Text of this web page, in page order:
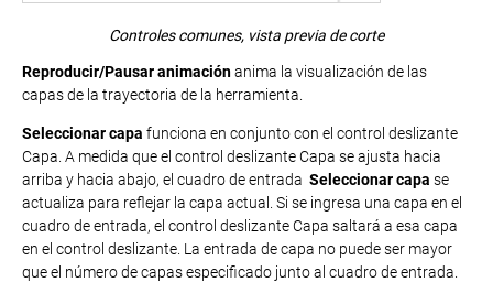
Controles comunes, vista previa de corte
Reproducir/Pausar animaciónanima la visualización de las
capas de la trayectoria de la herramienta.
Seleccionar capa funciona en conjunto con el control deslizante
Capa. A medida que el control deslizante Capa se ajusta hacia
arriba y hacia abajo, el cuadro de entrada Seleccionar capa se
actualiza para reflejar la capa actual. Si se ingresa una capa en el
cuadro de entrada, el control deslizante Capa saltará a esa capa
en el control deslizante. La entrada de capa no puede ser mayor
que el número de capas especificado junto al cuadro de entrada.